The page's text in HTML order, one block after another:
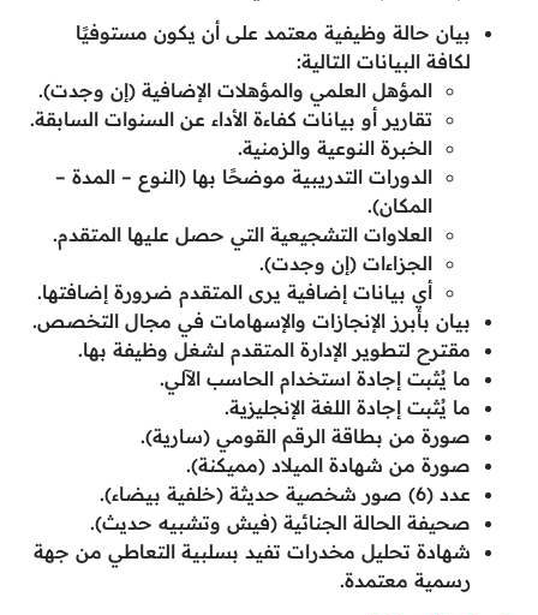
بيان حالة وظيفية معتمد على أن يكون مستوفيًا
لكافة البيانات التالية:
المؤهل العلمي والمؤهلات الإضافية (إن وجدت).
تقارير أو بيانات كفاءة الأداء عن السنوات السابقة.
الخبرة النوعية والزمنية.
الدورات التدريبية موضحًا بها (النوع – المدة –
المكان).
العلاوات التشجيعية التي حصل عليها المتقدم.
الجزاءات (إن وجدت).
أي بيانات إضافية يرى المتقدم ضرورة إضافتها.
بيان بأبرز الإنجازات والإسهامات في مجال التخصص.
مقترح لتطوير الإدارة المتقدم لشغل وظيفة بها.
ما يُثبت إجادة استخدام الحاسب الآلي.
ما يُثبت إجادة اللغة الإنجليزية.
صورة من بطاقة الرقم القومي (سارية).
صورة من شهادة الميلاد (مميكنة).
عدد (6) صور شخصية حديثة (خلفية بيضاء).
صحيفة الحالة الجنائية (فيش وتشبيه حديث).
شهادة تحليل مخدرات تفيد بسلبية التعاطي من جهة
رسمية معتمدة.